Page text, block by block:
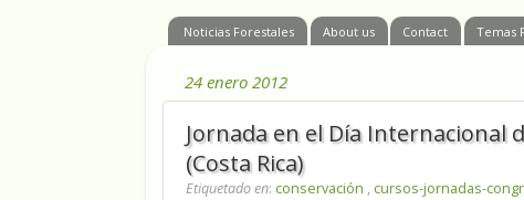
Noticias Forestales About us Contact Temas
24 enero 2012
Jornada en el Día Internacional
(Costa Rica)
Etiquetado en: conservación , cursos-jornadas-